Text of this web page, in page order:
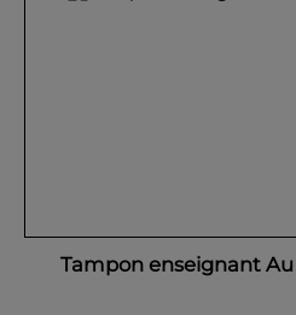
Tampon enseignant Au